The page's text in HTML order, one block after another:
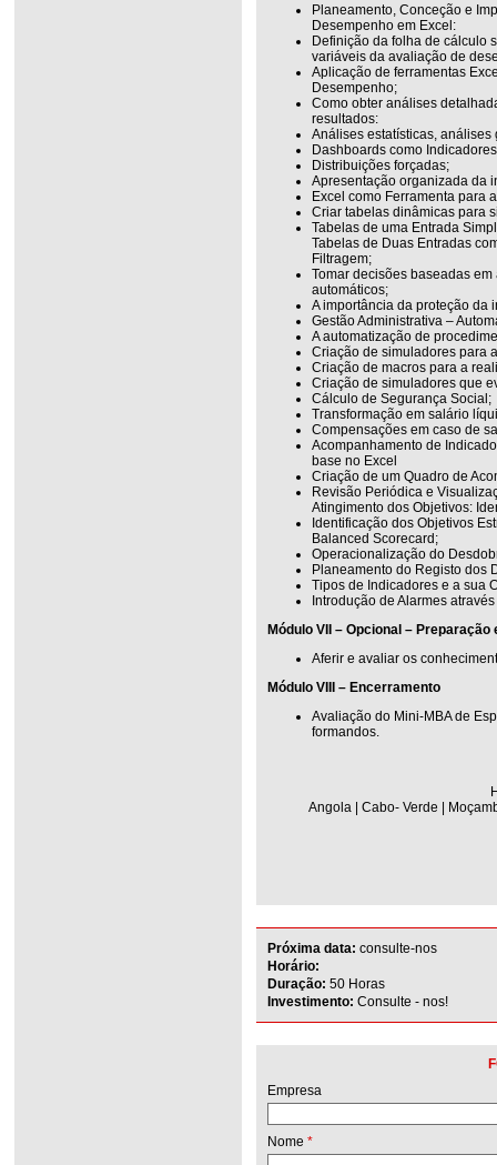
Planeamento, Conceção e
Desempenho em Excel:
Definição da folha de cálculo
variáveis da avaliação de
Aplicação de ferramentas
Desempenho;
Como obter análises
resultados:
Análises estatísticas,
Dashboards como
Distribuições forçadas;
Apresentação organizada da
Excel como Ferramenta para
Criar tabelas dinâmicas para
Tabelas de uma Entrada
Tabelas de Duas Entradas
Filtragem;
Tomar decisões baseadas
automáticos;
A importância da proteção da
Gestão Administrativa –
A automatização de
Criação de simuladores para
Criação de macros para a
Criação de simuladores que
Cálculo de Segurança Social;
Transformação em salário
Compensações em caso de
Acompanhamento de
base no Excel
Criação de um Quadro de
Revisão Periódica e
Atingimento dos Objetivos:
Identificação dos Objetivos
Balanced Scorecard;
Operacionalização do
Planeamento do Registo dos
Tipos de Indicadores e a sua
Introdução de Alarmes
Módulo VII – Opcional – Preparação
Aferir e avaliar os
Módulo VIII – Encerramento
Avaliação do Mini-MBA de
formandos.
Angola | Cabo- Verde |
Próxima data: consulte-nos
Horário:
Duração: 50 Horas
Investimento: Consulte - nos!
Empresa
Nome *